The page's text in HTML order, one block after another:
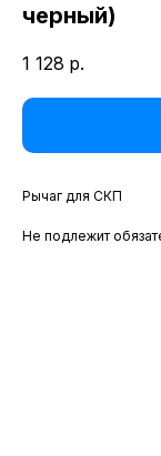
черный)
1 128 р.
Рычаг для СКП
Не подлежит